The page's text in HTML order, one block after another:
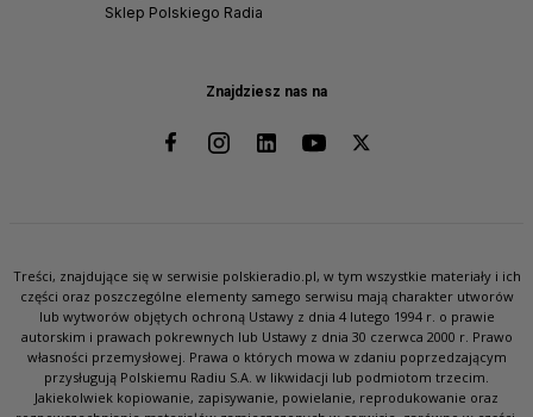
Znajdziesz nas na
Sklep Polskiego Radia
Treści, znajdujące się w serwisie polskieradio.pl, w tym wszystkie materiały i ich
części oraz poszczególne elementy samego serwisu mają charakter utworów
lub wytworów objętych ochroną Ustawy z dnia 4 lutego 1994 r. o prawie
autorskim i prawach pokrewnych lub Ustawy z dnia 30 czerwca 2000 r. Prawo
własności przemysłowej. Prawa o których mowa w zdaniu poprzedzającym
przysługują Polskiemu Radiu S.A. w likwidacji lub podmiotom trzecim.
Jakiekolwiek kopiowanie, zapisywanie, powielanie, reprodukowanie oraz